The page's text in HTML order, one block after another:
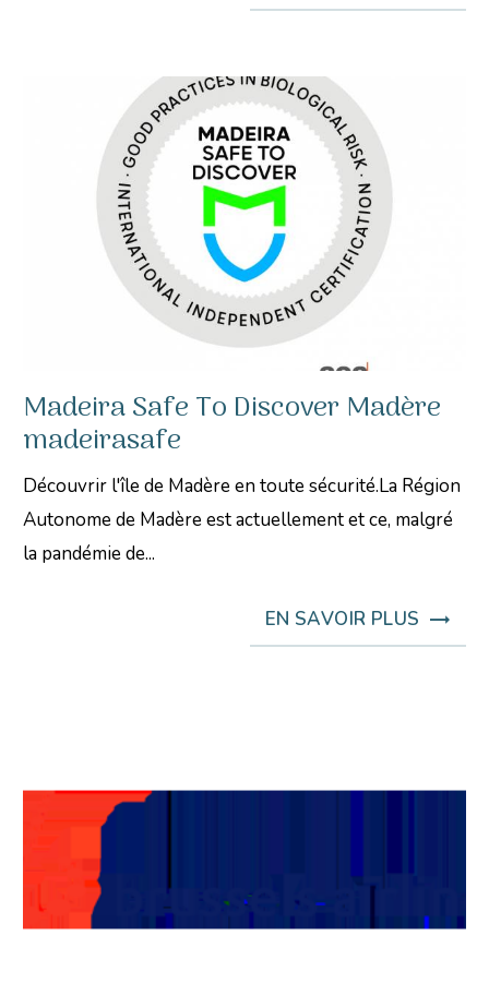
Madeira Safe To Discover Madère
madeirasafe
Découvrir l'île de Madère en toute sécurité.La Région
Autonome de Madère est actuellement et ce, malgré
la pandémie de...
EN SAVOIR PLUS